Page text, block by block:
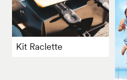
Kit Raclette